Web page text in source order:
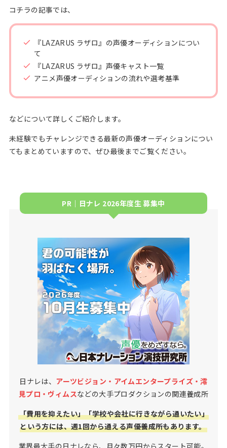
コチラの記事では、
『LAZARUS ラザロ』の声優オーディションについ
て
『LAZARUS ラザロ』声優キャスト一覧
アニメ声優オーディションの流れや選考基準
などについて詳しくご紹介します。
未経験でもチャレンジできる最新の声優オーディションについ
てもまとめていますので、ぜひ最後までご覧ください。
PR｜日ナレ 2026年度生 募集中
日ナレは、 アーツビジョン・アイムエンタープライズ・澪
見プロ・ヴィムスなどの大手プロダクションの関連養成所
「費用を抑えたい」「学校や会社に行きながら通いたい」
という方には、週1回から通える声優養成所もあります。
業界最大手の日ナレなら、月々数万円からスタート可能。